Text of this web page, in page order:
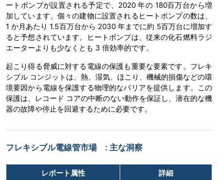
ートポンプが設置される予定で、2020 年の 180百万台から増
加しています。個々の建物に設置されるヒートポンプの数は、
1 か月あたり 1.5百万台から 2030 年までに約 5百万台に増加す
ると予想されています。ヒートポンプは、従来の化石燃料ラジ
エーターよりも少なくとも 3 倍効率的です。
起こり得る脅威に対する電線の保護も重要な要素です。フレキ
シブル コンジットは、熱、湿気、ほこり、機械的損傷などの環
境要因から電線を保護する物理的なバリアを提供します。この
保護は、レコード コアの中断のない動作を保証し、潜在的な機
器の故障や停止を回避するために必要です。
フレキシブル電線管市場 : 主な洞察
レポート属性
詳細